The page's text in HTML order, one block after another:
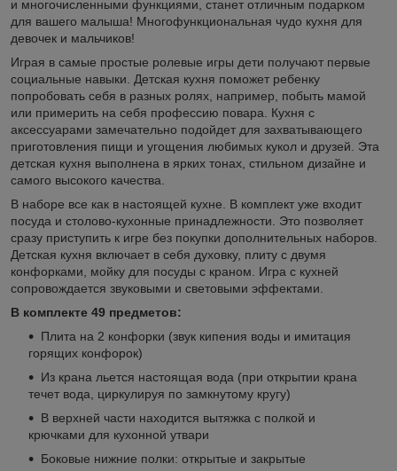
и многочисленными функциями, станет отличным подарком
для вашего малыша! Многофункциональная чудо кухня для
девочек и мальчиков!
Играя в самые простые ролевые игры дети получают первые
социальные навыки. Детская кухня поможет ребенку
попробовать себя в разных ролях, например, побыть мамой
или примерить на себя профессию повара. Кухня с
аксессуарами замечательно подойдет для захватывающего
приготовления пищи и угощения любимых кукол и друзей. Эта
детская кухня выполнена в ярких тонах, стильном дизайне и
самого высокого качества.
В наборе все как в настоящей кухне. В комплект уже входит
посуда и столово-кухонные принадлежности. Это позволяет
сразу приступить к игре без покупки дополнительных наборов.
Детская кухня включает в себя духовку, плиту с двумя
конфорками, мойку для посуды с краном. Игра с кухней
сопровождается звуковыми и световыми эффектами.
В комплекте 49 предметов:
Плита на 2 конфорки (звук кипения воды и имитация
горящих конфорок)
Из крана льется настоящая вода (при открытии крана
течет вода, циркулируя по замкнутому кругу)
В верхней части находится вытяжка с полкой и
крючками для кухонной утвари
Боковые нижние полки: открытые и закрытые